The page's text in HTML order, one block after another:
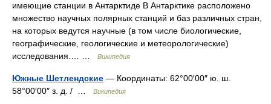
имеющие станции в Антарктиде В Антарктике расположено
множество научных полярных станций и баз различных стран,
на которых ведутся научные (в том числе биологические,
географические, геологические и метеорологические)
исследования.… …
Википедия
Южные Шетлендские — Координаты: 62°00′00″ ю. ш.
58°00′00″ з. д. / …
Википедия